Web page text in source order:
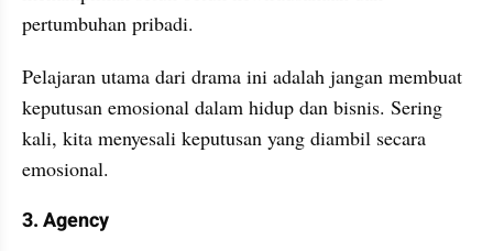
pertumbuhan pribadi.
Pelajaran utama dari drama ini adalah jangan membuat
keputusan emosional dalam hidup dan bisnis. Sering
kali, kita menyesali keputusan yang diambil secara
emosional.
3. Agency